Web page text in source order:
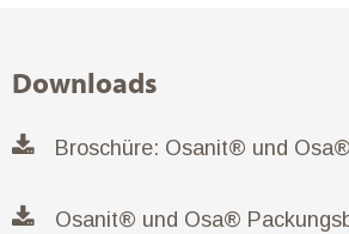
Downloads
Broschüre: Osanit® und
Osanit® und Osa®